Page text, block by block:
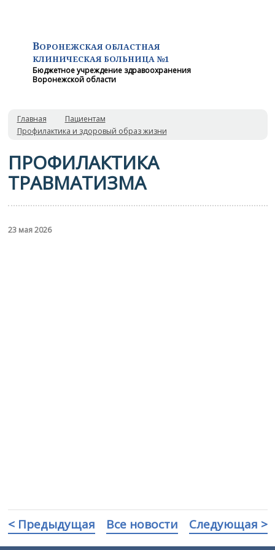
ВОРОНЕЖСКАЯ ОБЛАСТНАЯ
КЛИНИЧЕСКАЯ БОЛЬНИЦА №1
Бюджетное учреждение здравоохранения
Воронежской области
Главная
Пациентам
Профилактика и здоровый образ жизни
ПРОФИЛАКТИКА
ТРАВМАТИЗМА
23 мая 2026
< Предыдущая Все новости Следующая >